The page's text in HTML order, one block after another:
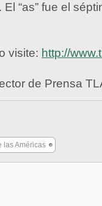
“as” fue el
visite: http://
de Prensa
las Américas